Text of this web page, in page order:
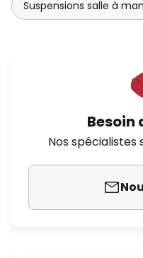
Suspensions salle à
Besoin
Nos spécialistes